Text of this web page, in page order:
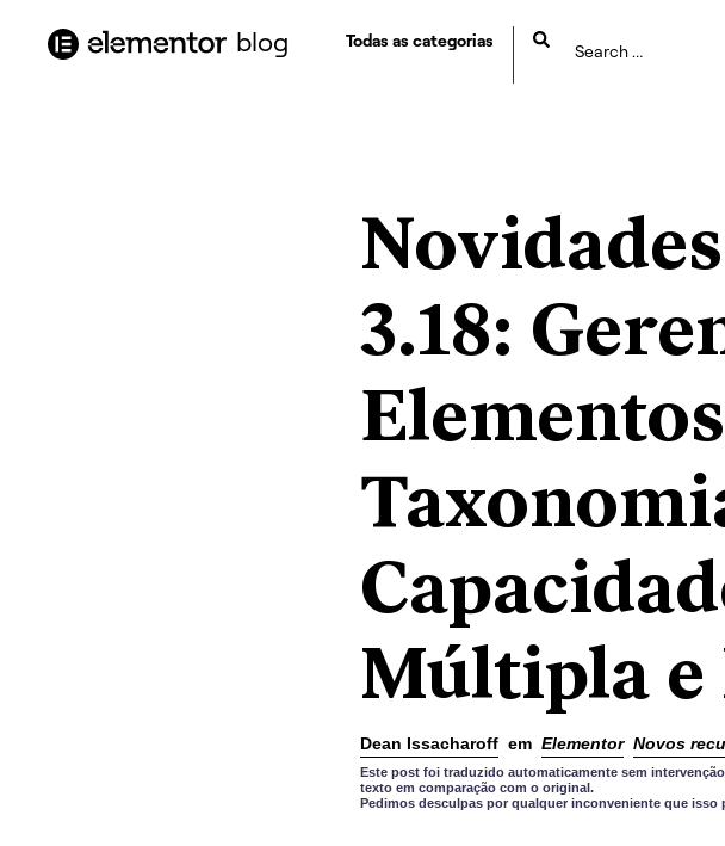
conteúdo
blog Todas as categorias
3.18:
Múltipla e
Dean Issacharoff em Elementor Novos
Este post foi traduzido automaticamente sem
texto em comparação com o original.
Pedimos desculpas por qualquer inconveniente que